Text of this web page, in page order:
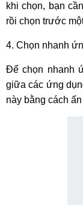
khi chọn, bạn
rồi chọn trước
4. Chọn nhanh
Để chọn nhanh
giữa các ứng
này bằng cách